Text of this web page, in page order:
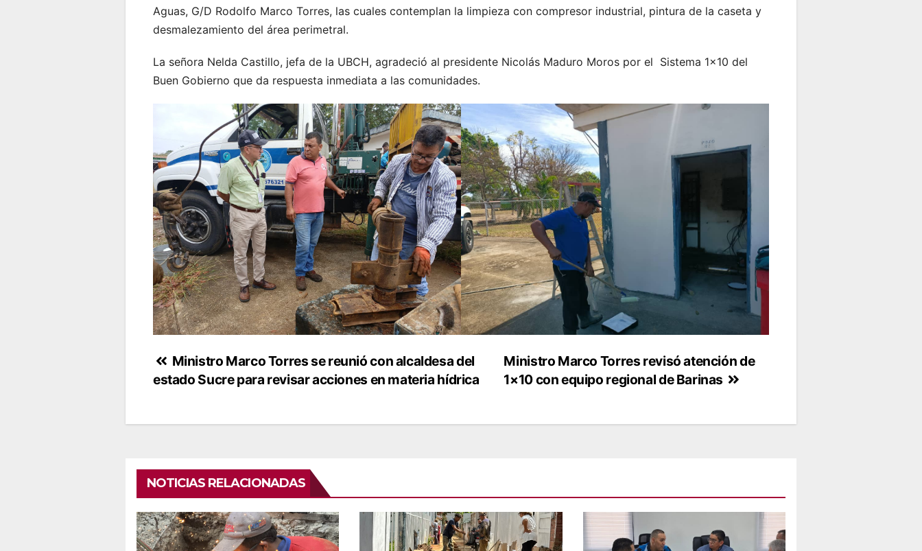
Aguas, G/D Rodolfo Marco Torres, las cuales contemplan la limpieza con compresor industrial, pintura de la caseta y
desmalezamiento del área perimetral.
La señora Nelda Castillo, jefa de la UBCH, agradeció al presidente Nicolás Maduro Moros por el Sistema 1×10 del
Buen Gobierno que da respuesta inmediata a las comunidades.
Navegación
de
entradas
Ministro Marco Torres revisó atención de
1×10 con equipo regional de Barinas
Ministro Marco Torres se reunió con alcaldesa del
estado Sucre para revisar acciones en materia hídrica
NOTICIAS RELACIONADAS